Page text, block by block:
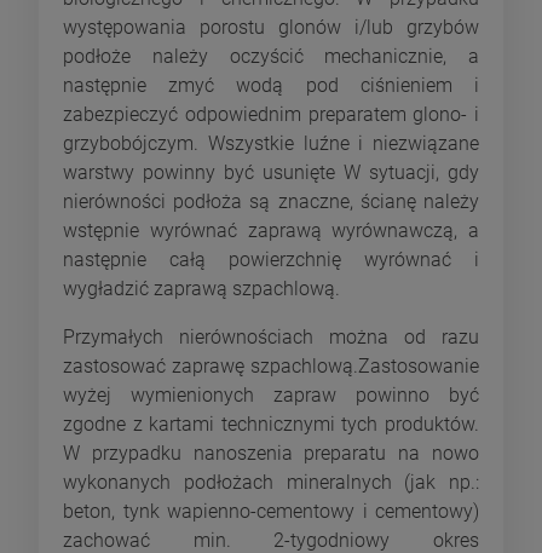
występowania porostu glonów i/lub grzybów
podłoże należy oczyścić mechanicznie, a
następnie zmyć wodą pod ciśnieniem i
zabezpieczyć odpowiednim preparatem glono- i
grzybobójczym. Wszystkie luźne i niezwiązane
warstwy powinny być usunięte W sytuacji, gdy
nierówności podłoża są znaczne, ścianę należy
wstępnie wyrównać zaprawą wyrównawczą, a
następnie całą powierzchnię wyrównać i
wygładzić zaprawą szpachlową.
Przymałych nierównościach można od razu
zastosować zaprawę szpachlową.Zastosowanie
wyżej wymienionych zapraw powinno być
zgodne z kartami technicznymi tych produktów.
W przypadku nanoszenia preparatu na nowo
wykonanych podłożach mineralnych (jak np.:
beton, tynk wapienno-cementowy i cementowy)
zachować min. 2-tygodniowy okres